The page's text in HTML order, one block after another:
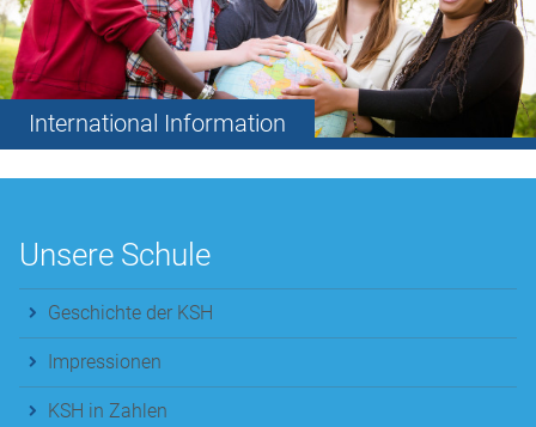
International Information
Unsere Schule
Geschichte der KSH
Impressionen
KSH in Zahlen